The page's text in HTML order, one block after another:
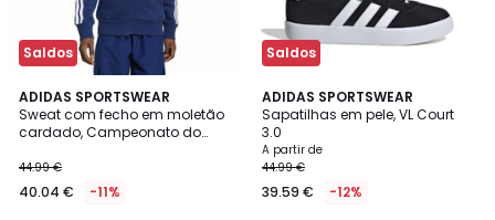
Saldos
ADIDAS SPORTSWEAR
Sweat com fecho em moletão
cardado, Campeonato do
44.99 €
40.04 € -11%
4,8
/ 5
2
Cores
Saldos
ADIDAS SPORTSWEAR
Sapatilhas em pele, VL Court
3.0
A partir de
44.99 €
39.59 € -12%
4,9
/ 5
6
Cores